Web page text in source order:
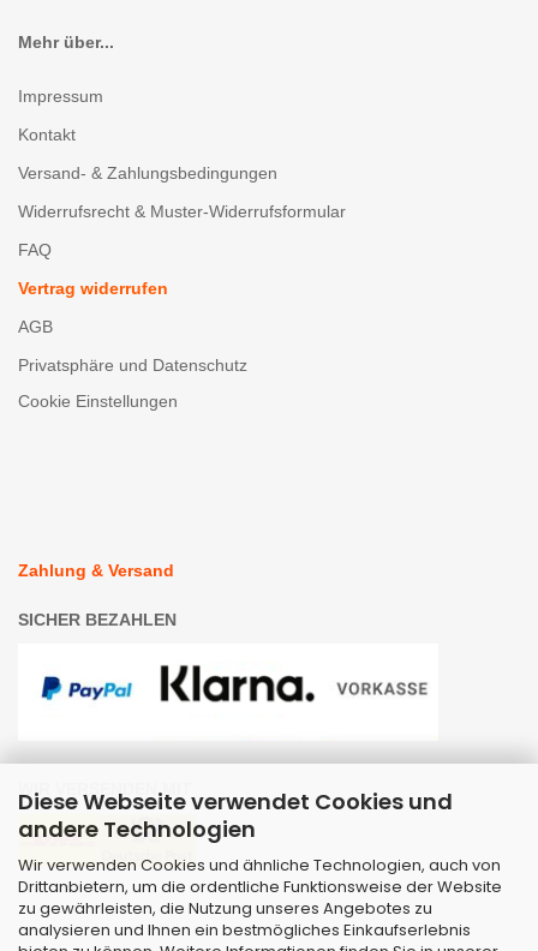
Diese Webseite verwendet Cookies und
andere Technologien
Wir verwenden Cookies und ähnliche Technologien, auch von
Drittanbietern, um die ordentliche Funktionsweise der Website
zu gewährleisten, die Nutzung unseres Angebotes zu
analysieren und Ihnen ein bestmögliches Einkaufserlebnis
Mehr über...
Impressum
Kontakt
Versand- & Zahlungsbedingungen
Widerrufsrecht & Muster-Widerrufsformular
FAQ
Vertrag widerrufen
AGB
Privatsphäre und Datenschutz
Cookie Einstellungen
Zahlung & Versand
SICHER BEZAHLEN
WIR VERSENDEN MIT